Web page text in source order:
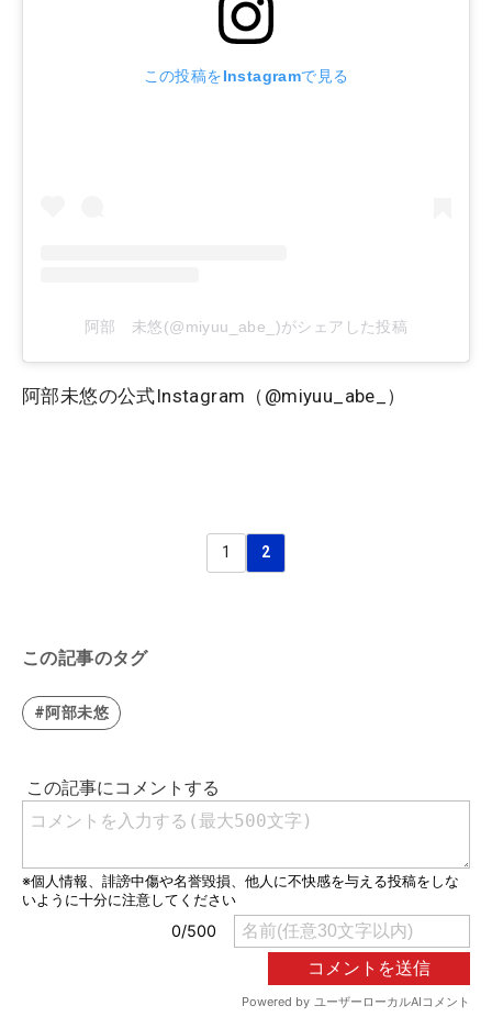
この投稿をInstagramで見る
阿部 未悠(@miyuu_abe_)がシェアした投稿
阿部未悠の公式Instagram（@miyuu_abe_）
1 2
この記事のタグ
#阿部未悠